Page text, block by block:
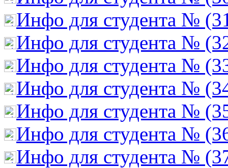
Инфо для студента №
Инфо для студента №
Инфо для студента №
Инфо для студента №
Инфо для студента №
Инфо для студента №
Инфо для студента №